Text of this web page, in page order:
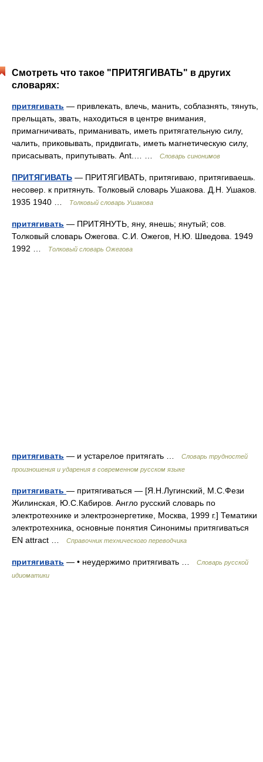
Смотреть что такое "ПРИТЯГИВАТЬ" в других
словарях:
притягивать — привлекать, влечь, манить, соблазнять, тянуть,
прельщать, звать, находиться в центре внимания,
примагничивать, приманивать, иметь притягательную силу,
чалить, приковывать, придвигать, иметь магнетическую силу,
присасывать, припутывать. Ant.… …
Словарь синонимов
ПРИТЯГИВАТЬ — ПРИТЯГИВАТЬ, притягиваю, притягиваешь.
несовер. к притянуть. Толковый словарь Ушакова. Д.Н. Ушаков.
1935 1940 …
Толковый словарь Ушакова
притягивать — ПРИТЯНУТЬ, яну, янешь; янутый; сов.
Толковый словарь Ожегова. С.И. Ожегов, Н.Ю. Шведова. 1949
1992 …
Толковый словарь Ожегова
притягивать — и устарелое притягать …
Словарь трудностей
произношения и ударения в современном русском языке
притягивать — притягиваться — [Я.Н.Лугинский, М.С.Фези
Жилинская, Ю.С.Кабиров. Англо русский словарь по
электротехнике и электроэнергетике, Москва, 1999 г.] Тематики
электротехника, основные понятия Синонимы притягиваться
EN attract …
Справочник технического переводчика
притягивать — • неудержимо притягивать …
Словарь русской
идиоматики